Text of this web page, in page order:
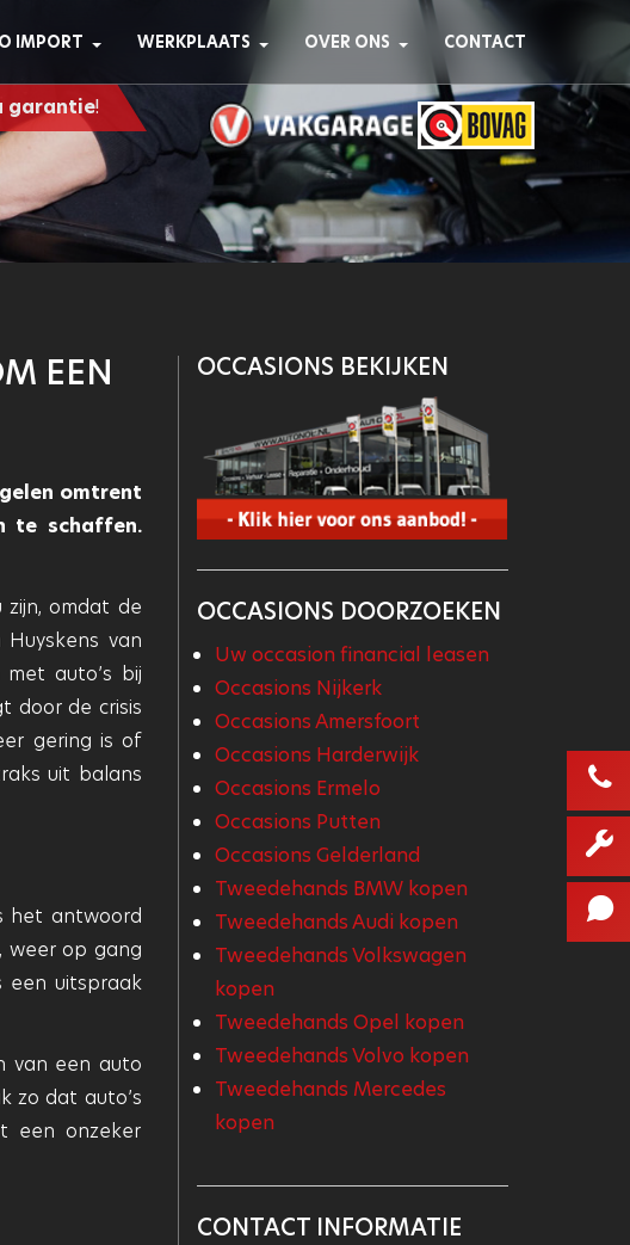
IMPORT WERKPLAATS OVER ONS CONTACT
garantie!
EEN
omtrent
te schaffen.
omdat de
van
auto’s bij
door de crisis
gering is of
uit balans
het antwoord
weer op gang
een uitspraak
van een auto
zo dat auto’s
een onzeker
OCCASIONS BEKIJKEN
OCCASIONS DOORZOEKEN
Uw occasion financial leasen
Occasions Nijkerk
Occasions Amersfoort
Occasions Harderwijk
Occasions Ermelo
Occasions Putten
Occasions Gelderland
Tweedehands BMW kopen
Tweedehands Audi kopen
Tweedehands Volkswagen
kopen
Tweedehands Opel kopen
Tweedehands Volvo kopen
Tweedehands Mercedes
kopen
CONTACT INFORMATIE